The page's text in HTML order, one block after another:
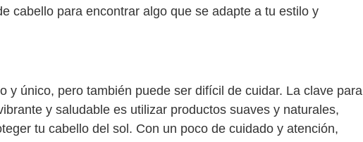
cabello para encontrar algo que se adapte a tu estilo y
y único, pero también puede ser difícil de cuidar. La clave para
y saludable es utilizar productos suaves y naturales,
tu cabello del sol. Con un poco de cuidado y atención,